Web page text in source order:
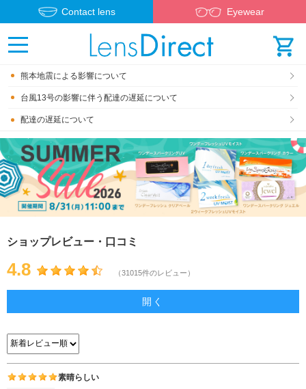
Contact lens Eyewear
熊本地震による影響について
台風13号の影響に伴う配達の遅延について
配達の遅延について
ショップレビュー・口コミ
4.8 （31015件のレビュー）
開く
素晴らしい